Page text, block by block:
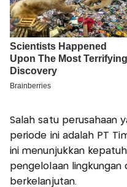
Salah satu perusahaan
periode ini adalah PT
ini menunjukkan
pengelolaan
berkelanjutan.